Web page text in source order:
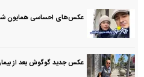
عکس‌های احساسی همایون
عکس جدید گوگوش بعد از